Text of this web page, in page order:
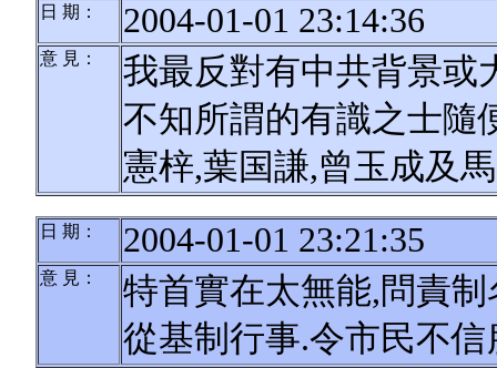
日 期： 2004-01-01 23:14:36
意 見：
我最反對有中共背景或
不知所謂的有識之士隨
憲梓,葉国謙,曾玉成及
日 期： 2004-01-01 23:21:35
意 見：
特首實在太無能,問責
從基制行事.令市民不信